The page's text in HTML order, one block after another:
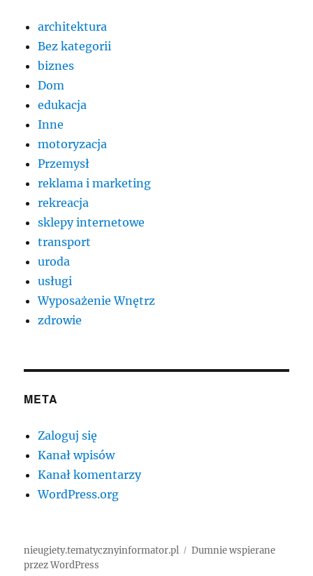
architektura
Bez kategorii
biznes
Dom
edukacja
Inne
motoryzacja
Przemysł
reklama i marketing
rekreacja
sklepy internetowe
transport
uroda
usługi
Wyposażenie Wnętrz
zdrowie
META
Zaloguj się
Kanał wpisów
Kanał komentarzy
WordPress.org
nieugiety.tematycznyinformator.pl
Dumnie wspierane
przez WordPress